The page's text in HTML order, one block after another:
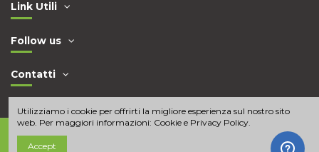
Link Utili
Follow us
Contatti
Utilizziamo i cookie per offrirti la migliore esperienza sul nostro sito
web. Per maggiori informazioni: Cookie e Privacy Policy.
Accept